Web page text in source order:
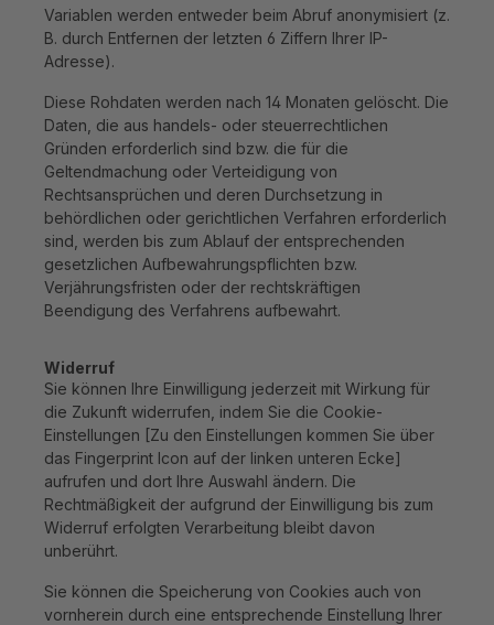
Variablen werden entweder beim Abruf anonymisiert (z.
B. durch Entfernen der letzten 6 Ziffern Ihrer IP-
Adresse).
Diese Rohdaten werden nach 14 Monaten gelöscht. Die
Daten, die aus handels- oder steuerrechtlichen
Gründen erforderlich sind bzw. die für die
Geltendmachung oder Verteidigung von
Rechtsansprüchen und deren Durchsetzung in
behördlichen oder gerichtlichen Verfahren erforderlich
sind, werden bis zum Ablauf der entsprechenden
gesetzlichen Aufbewahrungspflichten bzw.
Verjährungsfristen oder der rechtskräftigen
Beendigung des Verfahrens aufbewahrt.
Widerruf
Sie können Ihre Einwilligung jederzeit mit Wirkung für
die Zukunft widerrufen, indem Sie die Cookie-
Einstellungen [Zu den Einstellungen kommen Sie über
das Fingerprint Icon auf der linken unteren Ecke]
aufrufen und dort Ihre Auswahl ändern. Die
Rechtmäßigkeit der aufgrund der Einwilligung bis zum
Widerruf erfolgten Verarbeitung bleibt davon
unberührt.
Sie können die Speicherung von Cookies auch von
vornherein durch eine entsprechende Einstellung Ihrer